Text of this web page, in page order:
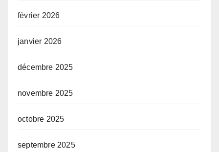
février 2026
janvier 2026
décembre 2025
novembre 2025
octobre 2025
septembre 2025